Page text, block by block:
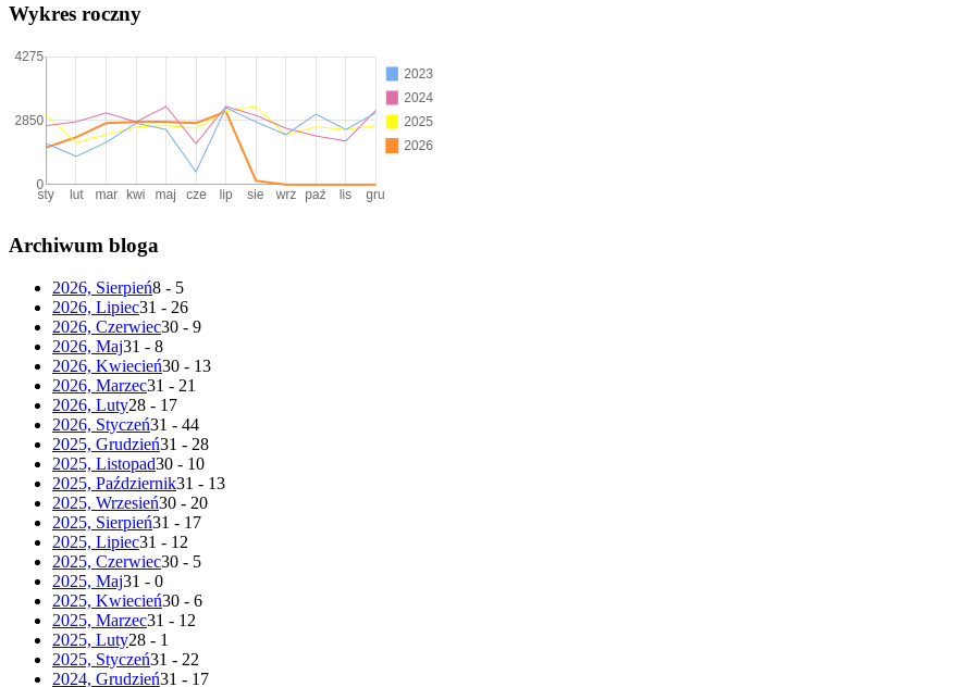
Wykres roczny
Archiwum bloga
2026, Sierpień8 - 5
2026, Lipiec31 - 26
2026, Czerwiec30 - 9
2026, Maj31 - 8
2026, Kwiecień30 - 13
2026, Marzec31 - 21
2026, Luty28 - 17
2026, Styczeń31 - 44
2025, Grudzień31 - 28
2025, Listopad30 - 10
2025, Październik31 - 13
2025, Wrzesień30 - 20
2025, Sierpień31 - 17
2025, Lipiec31 - 12
2025, Czerwiec30 - 5
2025, Maj31 - 0
2025, Kwiecień30 - 6
2025, Marzec31 - 12
2025, Luty28 - 1
2025, Styczeń31 - 22
2024, Grudzień31 - 17